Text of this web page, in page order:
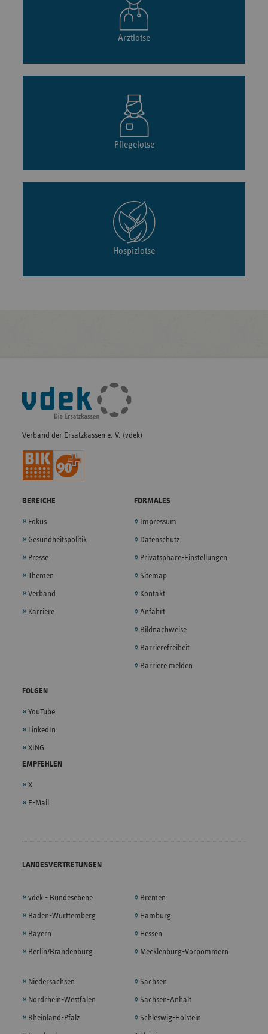
Arztlotse
Pflegelotse
Hospizlotse
Fußleisten-
Navigation
Verband der Ersatzkassen e. V. (vdek)
BEREICHE
Fokus
Gesundheitspolitik
Presse
Themen
Verband
Karriere
FORMALES
Impressum
Datenschutz
Privatsphäre-Einstellungen
Sitemap
Kontakt
Anfahrt
Bildnachweise
Barrierefreiheit
Barriere melden
FOLGEN
YouTube
LinkedIn
XING
EMPFEHLEN
X
E-Mail
LANDESVERTRETUNGEN
vdek - Bundesebene
Baden-Württemberg
Bayern
Berlin/Brandenburg
Bremen
Hamburg
Hessen
Mecklenburg-Vorpommern
Niedersachsen
Nordrhein-Westfalen
Rheinland-Pfalz
Sachsen
Sachsen-Anhalt
Schleswig-Holstein